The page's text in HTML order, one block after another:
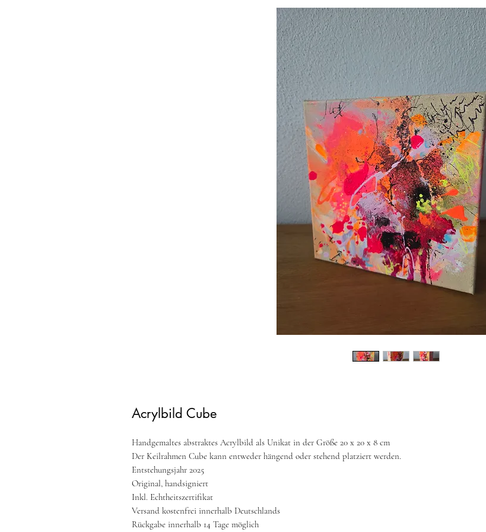
Acrylbild Cube
Handgemaltes abstraktes Acrylbild als Unikat in der Größe 20 x 20 x 8 cm
Der Keilrahmen Cube kann entweder hängend oder stehend platziert werden.
Entstehungsjahr 2025
Original, handsigniert
Inkl. Echtheitszertifikat
Versand kostenfrei innerhalb Deutschlands
Rückgabe innerhalb 14 Tage möglich